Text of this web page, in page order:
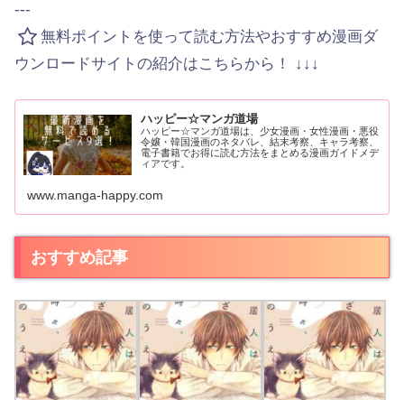
---
無料ポイントを使って読む方法やおすすめ漫画ダ
ウンロードサイトの紹介はこちらから！ ↓↓↓
ハッピー☆マンガ道場
ハッピー☆マンガ道場は、少女漫画・女性漫画・悪役
令嬢・韓国漫画のネタバレ、結末考察、キャラ考察、
電子書籍でお得に読む方法をまとめる漫画ガイドメデ
ィアです。
www.manga-happy.com
おすすめ記事